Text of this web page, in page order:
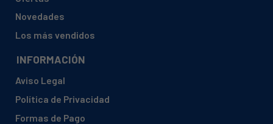
Novedades
Los más vendidos
INFORMACIÓN
Aviso Legal
Política de Privacidad
Formas de Pago